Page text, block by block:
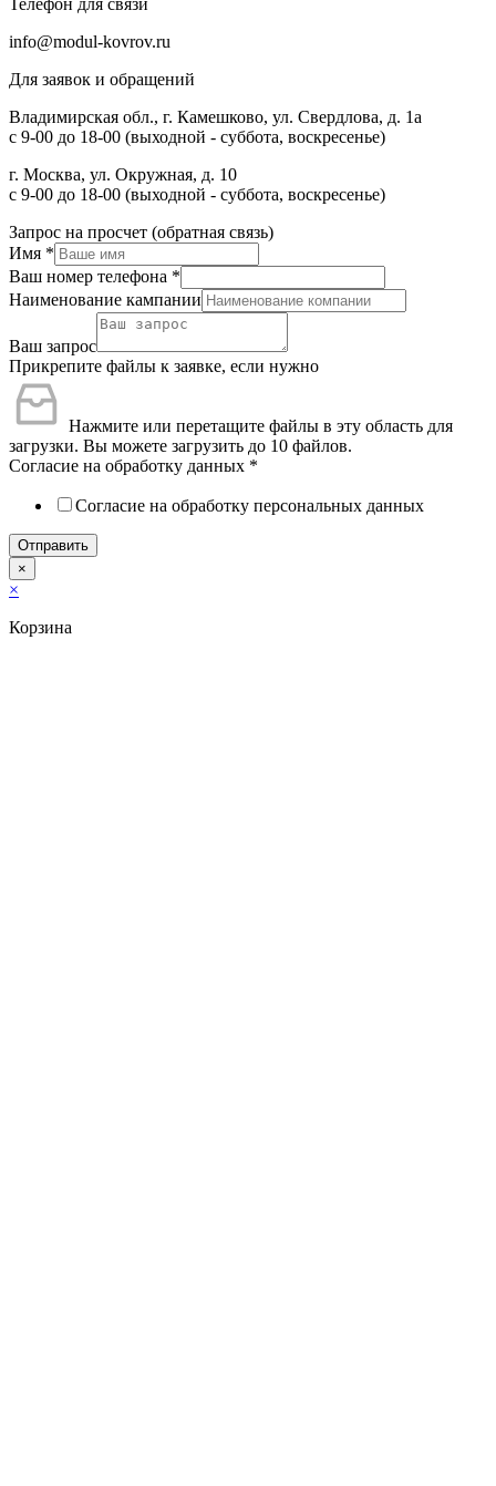
info@modul-kovrov.ru
Для заявок и обращений
Владимирская обл., г. Камешково, ул. Свердлова, д. 1а
с 9-00 до 18-00 (выходной - суббота, воскресенье)
г. Москва, ул. Окружная, д. 10
с 9-00 до 18-00 (выходной - суббота, воскресенье)
Запрос на просчет (обратная связь)
Имя *
Ваш номер телефона *
Наименование кампании
Ваш запрос
Прикрепите файлы к заявке, если нужно
Нажмите или перетащите файлы в эту область для
загрузки. Вы можете загрузить до 10 файлов.
Согласие на обработку данных *
Согласие на обработку персональных данных
Отправить
×
×
Корзина